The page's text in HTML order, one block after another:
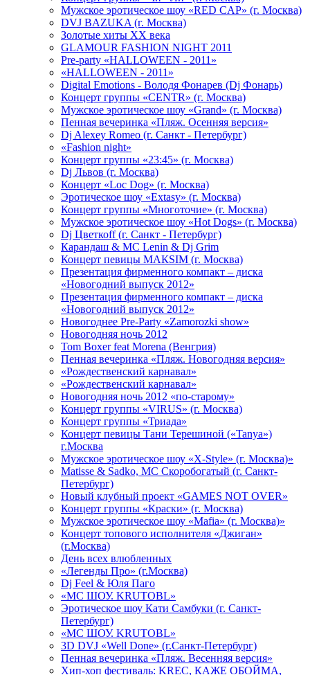
Мужское эротическое шоу «RED CAP» (г. Москва)
DVJ BAZUKA (г. Москва)
Золотые хиты XX века
GLAMOUR FASHION NIGHT 2011
Pre-party «HALLOWEEN - 2011»
«HALLOWEEN - 2011»
Digital Emotions - Володя Фонарев (Dj Фонарь)
Концерт группы «CENTR» (г. Москва)
Мужское эротическое шоу «Grand» (г. Москва)
Пенная вечеринка «Пляж. Осенняя версия»
Dj Alexey Romeo (г. Санкт - Петербург)
«Fashion night»
Концерт группы «23:45» (г. Москва)
Dj Львов (г. Москва)
Концерт «Loc Dog» (г. Москва)
Эротическое шоу «Extasy» (г. Москва)
Концерт группы «Многоточие» (г. Москва)
Мужское эротическое шоу «Hot Dogs» (г. Москва)
Dj Цветкоff (г. Санкт - Петербург)
Карандаш & МС Lenin & Dj Grim
Концерт певицы МАКSIМ (г. Москва)
Презентация фирменного компакт – диска
«Новогодний выпуск 2012»
Презентация фирменного компакт – диска
«Новогодний выпуск 2012»
Новогоднее Pre-Party «Zamorozki show»
Новогодняя ночь 2012
Tom Boxer feat Morena (Венгрия)
Пенная вечеринка «Пляж. Новогодняя версия»
«Рождественский карнавал»
«Рождественский карнавал»
Новогодняя ночь 2012 «по-старому»
Концерт группы «VIRUS» (г. Москва)
Концерт группы «Триада»
Концерт певицы Тани Терешиной («Tanya»)
г.Москва
Мужское эротическое шоу «X-Style» (г. Москва)»
Matissе & Sadko, MC Скоробогатый (г. Санкт-
Петербург)
Новый клубный проект «GAMES NOT OVER»
Концерт группы «Краски» (г. Москва)
Мужское эротическое шоу «Mafia» (г. Москва)»
Концерт топового исполнителя «Джиган»
(г.Москва)
День всех влюбленных
«Легенды Про» (г.Москва)
Dj Feel & Юля Паго
«МС ШОУ. KRUTOBL»
Эротическое шоу Кати Самбуки (г. Санкт-
Петербург)
«МС ШОУ. KRUTOBL»
3D DVJ «Well Done» (г.Санкт-Петербург)
Пенная вечеринка «Пляж. Весенняя версия»
Хип-хоп фестиваль: KREC, КАЖЕ ОБОЙМА,